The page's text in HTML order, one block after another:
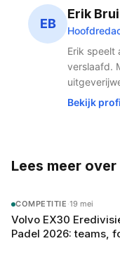
van padel in
betaalbaar aan te
The Padellers een
kwalitatief padel in
heel het land.
EB
Erik
Erik speelt
verslaafd.
publishing
Bekijk
Lees meer over
COMPETITIE ·19 mei
Volvo EX30
Padel 2026: teams,